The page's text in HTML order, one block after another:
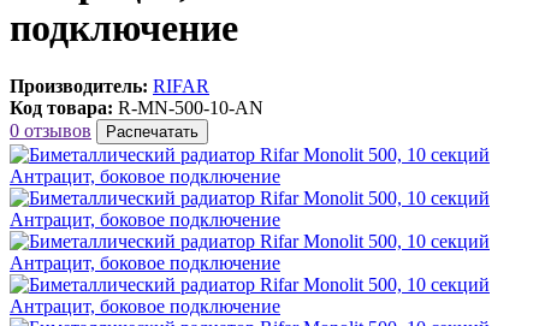
подключение
Производитель: RIFAR
Код товара: R-MN-500-10-AN
0 отзывов
Распечатать